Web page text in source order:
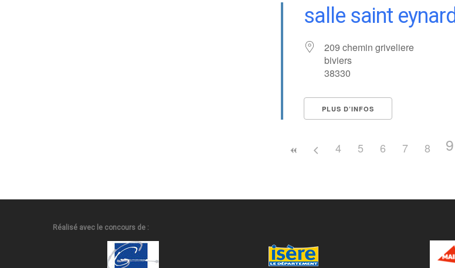
salle saint eynard
209 chemin griveliere
biviers
38330
PLUS D’INFOS
4 5 6 7 8 9
Réalisé avec le concours de :